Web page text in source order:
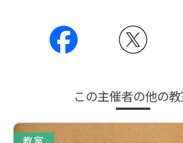
この主催者の他の
教室